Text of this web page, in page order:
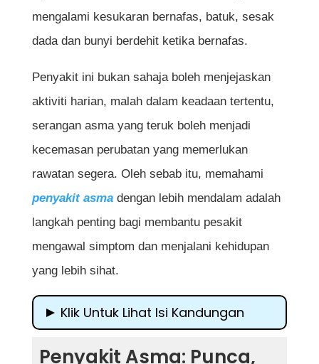
mengalami kesukaran bernafas, batuk, sesak
dada dan bunyi berdehit ketika bernafas.
Penyakit ini bukan sahaja boleh menjejaskan
aktiviti harian, malah dalam keadaan tertentu,
serangan asma yang teruk boleh menjadi
kecemasan perubatan yang memerlukan
rawatan segera. Oleh sebab itu, memahami
penyakit asmadengan lebih mendalam adalah
langkah penting bagi membantu pesakit
mengawal simptom dan menjalani kehidupan
yang lebih sihat.
Klik Untuk Lihat Isi Kandungan
Penyakit Asma: Punca,